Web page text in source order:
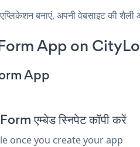
बनाएं, अपनी वेबसाइट की शैली
App on
App
एम्बेड स्निपेट कॉपी करें
once you create your app